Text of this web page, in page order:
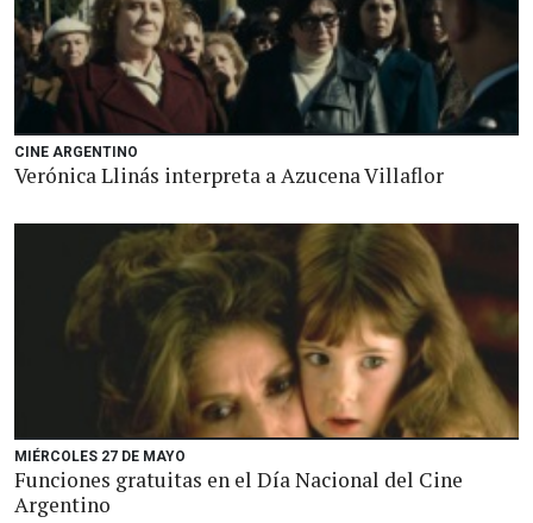
CINE ARGENTINO
Verónica Llinás interpreta a Azucena Villaflor
MIÉRCOLES 27 DE MAYO
Funciones gratuitas en el Día Nacional del Cine
Argentino